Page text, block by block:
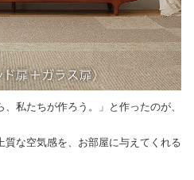
私たちが作ろう。」と作ったのが、
な空気感を、お部屋に与えてくれる